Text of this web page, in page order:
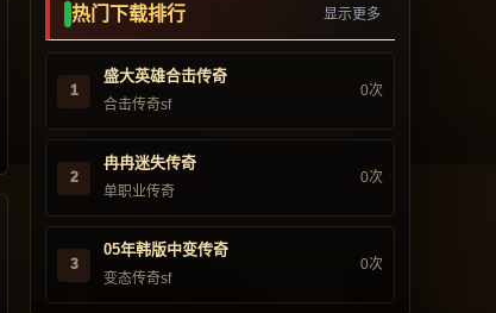
热门下载排行 显示更多
1
盛大英雄合击传奇
合击传奇sf
0次
2
冉冉迷失传奇
单职业传奇
0次
3
05年韩版中变传奇
变态传奇sf
0次